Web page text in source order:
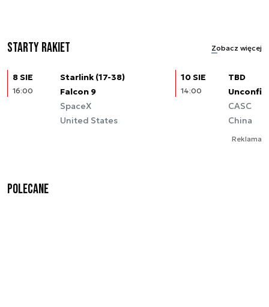
Starty rakiet Zobacz więcej
8 SIE
16:00
Starlink (17-38)
Falcon 9
SpaceX
United States
10 SIE
14:00
TBD
CASC
China
Reklama
Polecane